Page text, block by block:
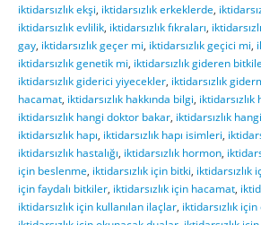
iktidarsızlık ekşi, iktidarsızlık erkeklerde,
iktidarsızlık evlilik, iktidarsızlık fıkraları,
gay, iktidarsızlık geçer mi, iktidarsızlık geçici mi,
iktidarsızlık genetik mi, iktidarsızlık gideren
iktidarsızlık giderici yiyecekler, iktidarsızlık
hacamat, iktidarsızlık hakkında bilgi,
iktidarsızlık hangi doktor bakar, iktidarsızlık
iktidarsızlık hapı, iktidarsızlık hapı isimleri,
iktidarsızlık hastalığı, iktidarsızlık hormon,
için beslenme, iktidarsızlık için bitki, iktidarsızlık
için faydalı bitkiler, iktidarsızlık için hacamat,
iktidarsızlık için kullanılan ilaçlar, iktidarsızlık